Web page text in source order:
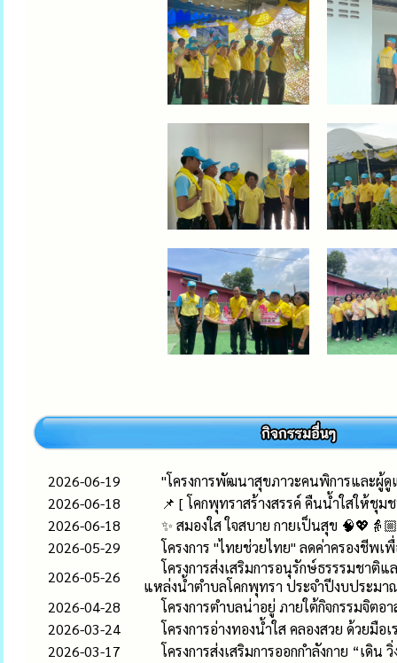
2026-06-19
"โครงการพัฒนาสุขภาวะคนพิการและผู้
2026-06-18
📌 [ โคกพุทราสร้างสรรค์ คืนน้ำใสให้ชุม
2026-06-18
✨ สมองใส ใจสบาย กายเป็นสุข
2026-05-29
โครงการ "ไทยช่วยไทย" ลดค่าครองชีพเ
2026-05-26
โครงการส่งเสริมการอนุรักษ์ธรรรมชาติ
แหล่งน้ำตำบลโคกพุทรา ประจำปีงบประมา
2026-04-28
โครงการตำบลน่าอยู่ ภายใต้กิจกรรมจิต
2026-03-24
โครงการอ่างทองน้ำใส คลองสวย ด้วยมื
2026-03-17
โครงการส่งเสริมการออกกำลังกาย “เดิ